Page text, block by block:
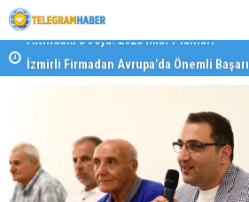
İzmirli Firmadan Avrupa’da Önemli Başarı